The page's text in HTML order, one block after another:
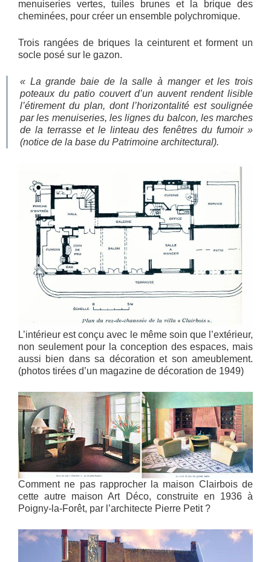
menuiseries vertes, tuiles brunes et la brique des
cheminées, pour créer un ensemble polychromique.
Trois rangées de briques la ceinturent et forment un
socle posé sur le gazon.
« La grande baie de la salle à manger et les trois
poteaux du patio couvert d’un auvent rendent lisible
l’étirement du plan, dont l’horizontalité est soulignée
par les menuiseries, les lignes du balcon, les marches
de la terrasse et le linteau des fenêtres du fumoir »
(notice de la base du Patrimoine architectural).
L’intérieur est conçu avec le même soin que l’extérieur,
non seulement pour la conception des espaces, mais
aussi bien dans sa décoration et son ameublement.
(photos tirées d’un magazine de décoration de 1949)
Comment ne pas rapprocher la maison Clairbois de
cette autre maison Art Déco, construite en 1936 à
Poigny-la-Forêt, par l’architecte Pierre Petit ?